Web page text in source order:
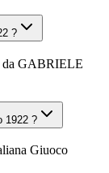
?
da GABRIELE
1922 ?
Giuoco